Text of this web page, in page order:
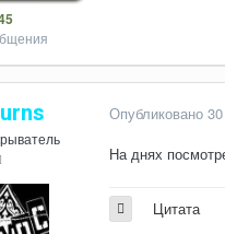
Опубликовано
На днях
Цитата